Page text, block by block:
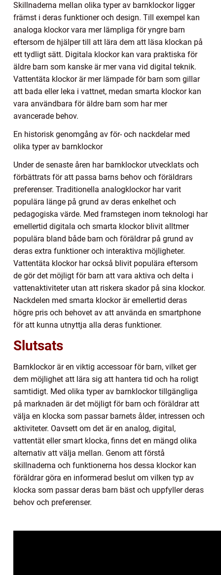
Skillnaderna mellan olika typer av barnklockor ligger
främst i deras funktioner och design. Till exempel kan
analoga klockor vara mer lämpliga för yngre barn
eftersom de hjälper till att lära dem att läsa klockan på
ett tydligt sätt. Digitala klockor kan vara praktiska för
äldre barn som kanske är mer vana vid digital teknik.
Vattentäta klockor är mer lämpade för barn som gillar
att bada eller leka i vattnet, medan smarta klockor kan
vara användbara för äldre barn som har mer
avancerade behov.
En historisk genomgång av för- och nackdelar med
olika typer av barnklockor
Under de senaste åren har barnklockor utvecklats och
förbättrats för att passa barns behov och föräldrars
preferenser. Traditionella analogklockor har varit
populära länge på grund av deras enkelhet och
pedagogiska värde. Med framstegen inom teknologi har
emellertid digitala och smarta klockor blivit alltmer
populära bland både barn och föräldrar på grund av
deras extra funktioner och interaktiva möjligheter.
Vattentäta klockor har också blivit populära eftersom
de gör det möjligt för barn att vara aktiva och delta i
vattenaktiviteter utan att riskera skador på sina klockor.
Nackdelen med smarta klockor är emellertid deras
högre pris och behovet av att använda en smartphone
för att kunna utnyttja alla deras funktioner.
Slutsats
Barnklockor är en viktig accessoar för barn, vilket ger
dem möjlighet att lära sig att hantera tid och ha roligt
samtidigt. Med olika typer av barnklockor tillgängliga
på marknaden är det möjligt för barn och föräldrar att
välja en klocka som passar barnets ålder, intressen och
aktiviteter. Oavsett om det är en analog, digital,
vattentät eller smart klocka, finns det en mängd olika
alternativ att välja mellan. Genom att förstå
skillnaderna och funktionerna hos dessa klockor kan
föräldrar göra en informerad beslut om vilken typ av
klocka som passar deras barn bäst och uppfyller deras
behov och preferenser.